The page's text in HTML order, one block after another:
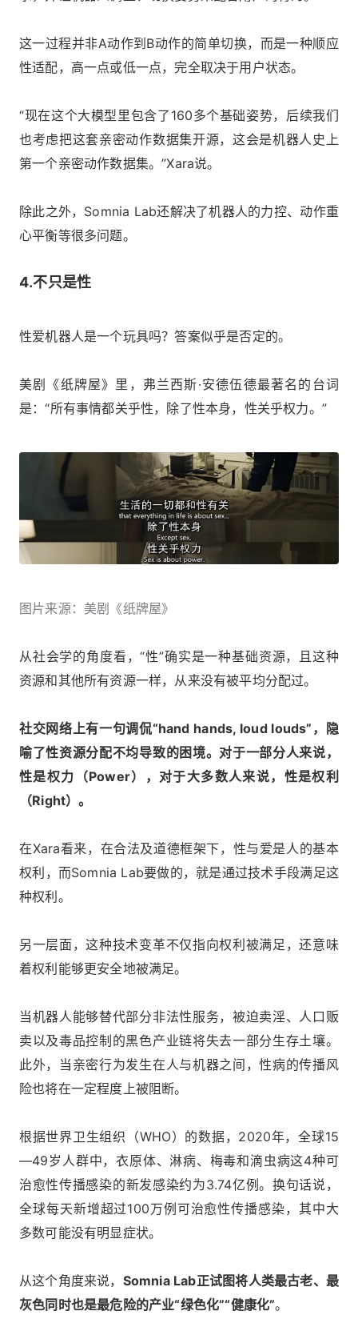
这一过程并非A动作到B动作的简单切换，而是一种顺应
性适配，高一点或低一点，完全取决于用户状态。
“现在这个大模型里包含了160多个基础姿势，后续我们
也考虑把这套亲密动作数据集开源，这会是机器人史上
第一个亲密动作数据集。”Xara说。
除此之外，Somnia Lab还解决了机器人的力控、动作重
心平衡等很多问题。
4.不只是性
性爱机器人是一个玩具吗？答案似乎是否定的。
美剧《纸牌屋》里，弗兰西斯·安德伍德最著名的台词
是：“所有事情都关乎性，除了性本身，性关乎权力。”
图片来源：美剧《纸牌屋》
从社会学的角度看，“性”确实是一种基础资源，且这种
资源和其他所有资源一样，从来没有被平均分配过。
社交网络上有一句调侃“hand hands, loud louds”，隐
喻了性资源分配不均导致的困境。对于一部分人来说，
性是权力（Power），对于大多数人来说，性是权利
（Right）。
在Xara看来，在合法及道德框架下，性与爱是人的基本
权利，而Somnia Lab要做的，就是通过技术手段满足这
种权利。
另一层面，这种技术变革不仅指向权利被满足，还意味
着权利能够更安全地被满足。
当机器人能够替代部分非法性服务，被迫卖淫、人口贩
卖以及毒品控制的黑色产业链将失去一部分生存土壤。
此外，当亲密行为发生在人与机器之间，性病的传播风
险也将在一定程度上被阻断。
根据世界卫生组织（WHO）的数据，2020年，全球15
—49岁人群中，衣原体、淋病、梅毒和滴虫病这4种可
治愈性传播感染的新发感染约为3.74亿例。换句话说，
全球每天新增超过100万例可治愈性传播感染，其中大
多数可能没有明显症状。
从这个角度来说， Somnia Lab正试图将人类最古老、最
灰色同时也是最危险的产业“绿色化”“健康化”。